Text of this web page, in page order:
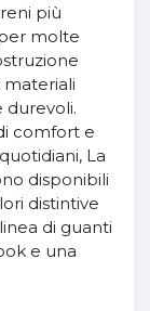
più
molte
materiali
durevoli.
comfort e
La
disponibili
distintive
di guanti
e una